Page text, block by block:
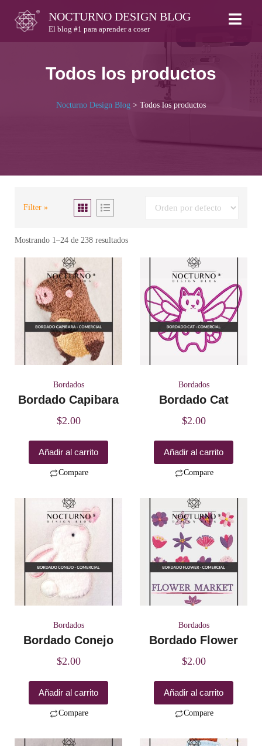
content
NOCTURNO DESIGN BLOG
El blog #1 para aprender a coser
Todos los productos
Nocturno Design Blog > Todos los productos
Filter »
Mostrando 1–24 de 238 resultados
Bordados
Bordado Capibara
$2.00
Añadir al carrito
Compare
Bordados
Bordado Cat
$2.00
Añadir al carrito
Compare
Bordados
Bordado Conejo
$2.00
Añadir al carrito
Compare
Bordados
Bordado Flower
$2.00
Añadir al carrito
Compare